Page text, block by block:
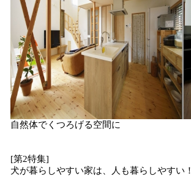
自然体でくつろげる空間に
[第2特集]
犬が暮らしやすい家は、人も暮らしやすい！